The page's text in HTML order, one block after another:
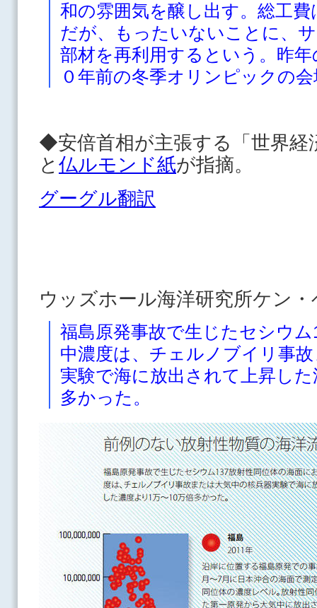
和の雰囲気を醸し出す。総工
だが、もったいないことに、
部材を再利用するという。昨
０年前の冬季オリンピックの
◆安倍首相が主張する「世界経
と 仏ルモンド紙が指摘。
グーグル翻訳
ウッズホール海洋研究所ケン
福島原発事故で生じたセシウ
中濃度は、チェルノブイリ事
実験で海に放出されて上昇し
多かった。